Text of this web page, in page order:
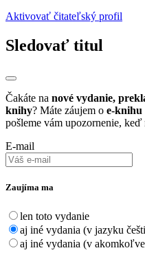
Aktivovať čitateľský profil
Sledovať titul
Čakáte na nové vydanie,
knihy? Máte záujem o e-knihu
pošleme vám upozornenie,
E-mail
Zaujíma ma
len toto vydanie
aj iné vydania (v jazyku
aj iné vydania (v